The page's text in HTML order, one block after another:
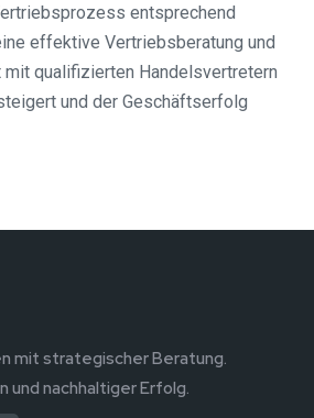
entsprechend
effektive Vertriebsberatung und
qualifizierten Handelsvertretern
und der Geschäftserfolg
mit strategischer Beratung.
und nachhaltiger Erfolg.